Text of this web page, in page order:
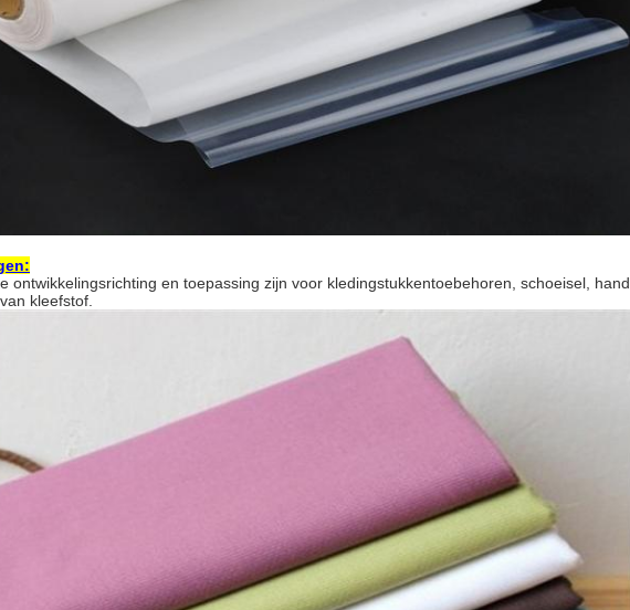
ontwikkelingsrichting en toepassing zijn voor kledingstukkentoebehoren, schoeisel,
kleefstof.